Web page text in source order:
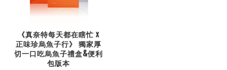
《真奈特每天都在瞎忙 x
正味珍烏魚子行》 獨家厚
切一口吃烏魚子禮盒&便利
包版本